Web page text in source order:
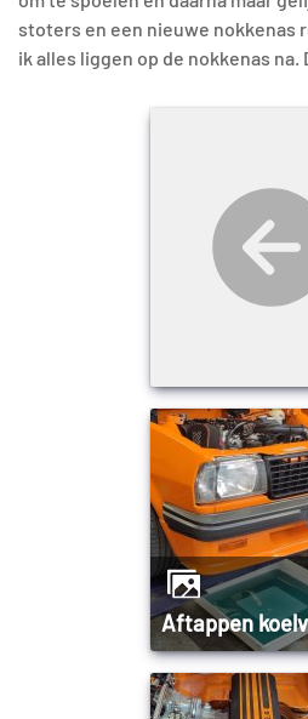
stoters en een nieuwe nokkenas
ik alles liggen op de nokkenas na.
Aftappen